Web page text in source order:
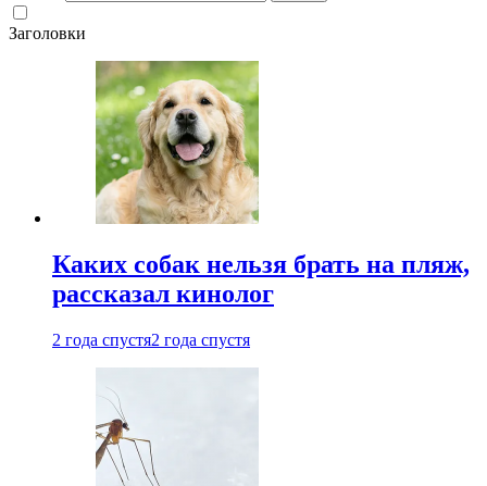
Заголовки
Каких собак нельзя брать на пляж,
рассказал кинолог
2 года спустя2 года спустя